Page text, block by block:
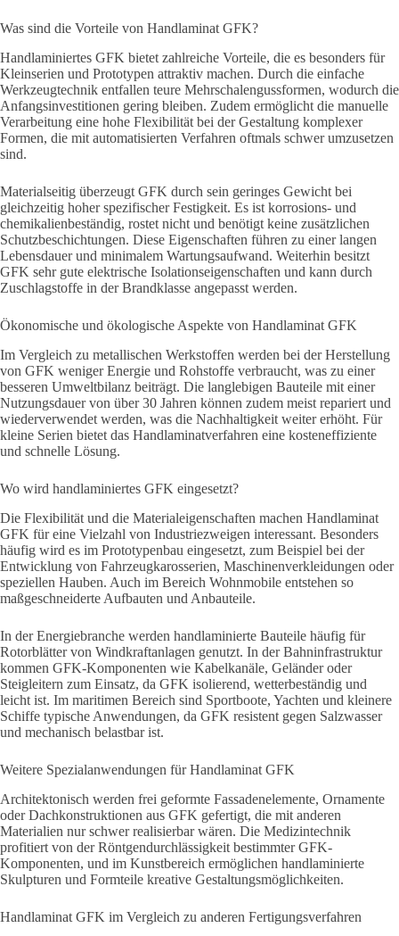
Was sind die Vorteile von Handlaminat GFK?
Handlaminiertes GFK bietet zahlreiche Vorteile, die es besonders für
Kleinserien und Prototypen attraktiv machen. Durch die einfache
Werkzeugtechnik entfallen teure Mehrschalengussformen, wodurch die
Anfangsinvestitionen gering bleiben. Zudem ermöglicht die manuelle
Verarbeitung eine hohe Flexibilität bei der Gestaltung komplexer
Formen, die mit automatisierten Verfahren oftmals schwer umzusetzen
sind.
Materialseitig überzeugt GFK durch sein geringes Gewicht bei
gleichzeitig hoher spezifischer Festigkeit. Es ist korrosions- und
chemikalienbeständig, rostet nicht und benötigt keine zusätzlichen
Schutzbeschichtungen. Diese Eigenschaften führen zu einer langen
Lebensdauer und minimalem Wartungsaufwand. Weiterhin besitzt
GFK sehr gute elektrische Isolationseigenschaften und kann durch
Zuschlagstoffe in der Brandklasse angepasst werden.
Ökonomische und ökologische Aspekte von Handlaminat GFK
Im Vergleich zu metallischen Werkstoffen werden bei der Herstellung
von GFK weniger Energie und Rohstoffe verbraucht, was zu einer
besseren Umweltbilanz beiträgt. Die langlebigen Bauteile mit einer
Nutzungsdauer von über 30 Jahren können zudem meist repariert und
wiederverwendet werden, was die Nachhaltigkeit weiter erhöht. Für
kleine Serien bietet das Handlaminatverfahren eine kosteneffiziente
und schnelle Lösung.
Wo wird handlaminiertes GFK eingesetzt?
Die Flexibilität und die Materialeigenschaften machen Handlaminat
GFK für eine Vielzahl von Industriezweigen interessant. Besonders
häufig wird es im Prototypenbau eingesetzt, zum Beispiel bei der
Entwicklung von Fahrzeugkarosserien, Maschinenverkleidungen oder
speziellen Hauben. Auch im Bereich Wohnmobile entstehen so
maßgeschneiderte Aufbauten und Anbauteile.
In der Energiebranche werden handlaminierte Bauteile häufig für
Rotorblätter von Windkraftanlagen genutzt. In der Bahninfrastruktur
kommen GFK-Komponenten wie Kabelkanäle, Geländer oder
Steigleitern zum Einsatz, da GFK isolierend, wetterbeständig und
leicht ist. Im maritimen Bereich sind Sportboote, Yachten und kleinere
Schiffe typische Anwendungen, da GFK resistent gegen Salzwasser
und mechanisch belastbar ist.
Weitere Spezialanwendungen für Handlaminat GFK
Architektonisch werden frei geformte Fassadenelemente, Ornamente
oder Dachkonstruktionen aus GFK gefertigt, die mit anderen
Materialien nur schwer realisierbar wären. Die Medizintechnik
profitiert von der Röntgendurchlässigkeit bestimmter GFK-
Komponenten, und im Kunstbereich ermöglichen handlaminierte
Skulpturen und Formteile kreative Gestaltungsmöglichkeiten.
Handlaminat GFK im Vergleich zu anderen Fertigungsverfahren